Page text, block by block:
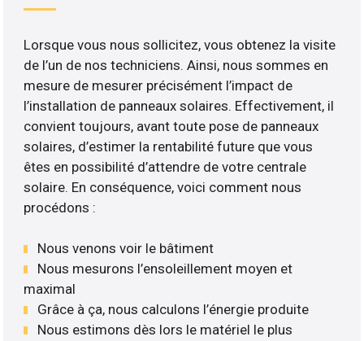
Lorsque vous nous sollicitez, vous obtenez la visite
de l’un de nos techniciens. Ainsi, nous sommes en
mesure de mesurer précisément l’impact de
l’installation de panneaux solaires. Effectivement, il
convient toujours, avant toute pose de panneaux
solaires, d’estimer la rentabilité future que vous
êtes en possibilité d’attendre de votre centrale
solaire. En conséquence, voici comment nous
procédons :
Nous venons voir le bâtiment
Nous mesurons l’ensoleillement moyen et
maximal
Grâce à ça, nous calculons l’énergie produite
Nous estimons dès lors le matériel le plus